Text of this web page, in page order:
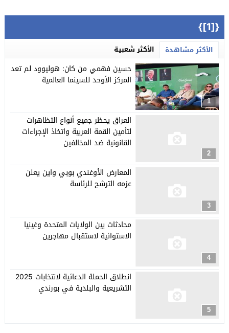
{[1]}
الأكثر مشاهدة الأكثر شعبية
1
حسين فهمي من كان: هوليوود لم تعد
المركز الأوحد للسينما العالمية
2
العراق يحظر جميع أنواع التظاهرات
لتأمين القمة العربية واتخاذ الإجراءات
القانونية ضد المخالفين
3
المعارض الأوغندي بوبي واين يعلن
عزمه الترشح للرئاسة
4
محادثات بين الولايات المتحدة وغينيا
الاستوائية لاستقبال مهاجرين
5
انطلاق الحملة الدعائية لانتخابات 2025
التشريعية والبلدية في بورندي